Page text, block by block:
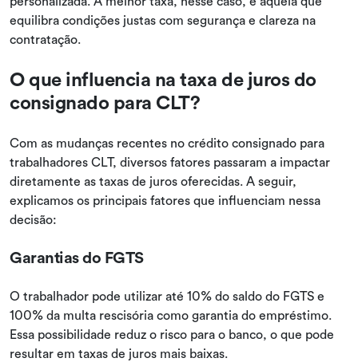
equilibra condições justas com segurança e clareza na
contratação.
O que influencia na taxa de juros do
consignado para CLT?
Com as mudanças recentes no crédito consignado para
trabalhadores CLT, diversos fatores passaram a impactar
diretamente as taxas de juros oferecidas. A seguir,
explicamos os principais fatores que influenciam nessa
decisão:
Garantias do FGTS
O trabalhador pode utilizar até 10% do saldo do FGTS e
100% da multa rescisória como garantia do empréstimo.
Essa possibilidade reduz o risco para o banco, o que pode
resultar em taxas de juros mais baixas.